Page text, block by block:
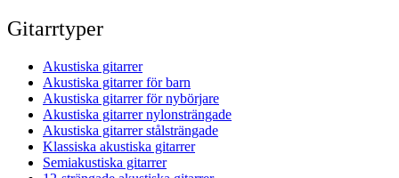
Gitarrtyper
Akustiska gitarrer
Akustiska gitarrer för barn
Akustiska gitarrer för nybörjare
Akustiska gitarrer nylonsträngade
Akustiska gitarrer stålsträngade
Klassiska akustiska gitarrer
Semiakustiska gitarrer